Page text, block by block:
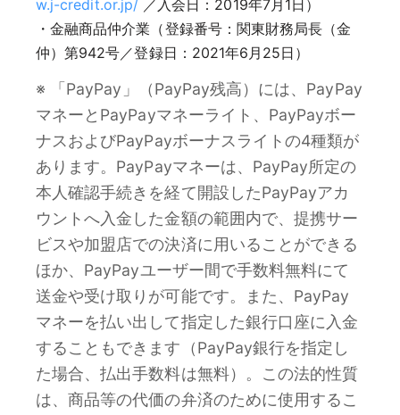
w.j-credit.or.jp/ ／入会日：2019年7月1日）
・金融商品仲介業（登録番号：関東財務局長（金
仲）第942号／登録日：2021年6月25日）
※ 「PayPay」（PayPay残高）には、PayPay
マネーとPayPayマネーライト、PayPayボー
ナスおよびPayPayボーナスライトの4種類が
あります。PayPayマネーは、PayPay所定の
本人確認手続きを経て開設したPayPayアカ
ウントへ入金した金額の範囲内で、提携サー
ビスや加盟店での決済に用いることができる
ほか、PayPayユーザー間で手数料無料にて
送金や受け取りが可能です。また、PayPay
マネーを払い出して指定した銀行口座に入金
することもできます（PayPay銀行を指定し
た場合、払出手数料は無料）。この法的性質
は、商品等の代価の弁済のために使用するこ